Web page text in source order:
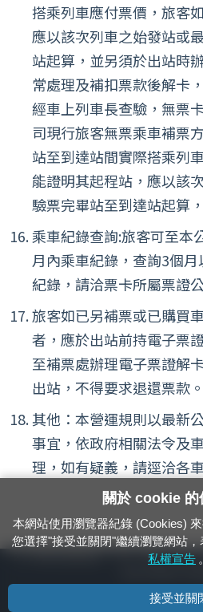
搭乘列車應付票價，旅客
應以該次列車之始發站或
站起算，並另須於出站時
常處理及補扣票款後解卡
經車上列車長查驗，無票
司現行旅客無票乘車補票
站至到達站間實際搭乘列
能證明其起程站，應以該
驗票完畢站至到達站起算
乘車紀錄查詢:旅客可至本
月內乘車紀錄，查詢3個
紀錄，請洽票卡所屬票證
旅客如已另補票或已購買
者，應於出站前持電子票
至補票處辦理電子票證解
出站，不得要求退還票款。
其他：本營運規則以最新
事宜，依政府相關法令及
理，如有疑義，請逕洽各
24小時緊急通報電話：1933（市話、手機
資通安全政策
關於 cookie 的
本網站使用瀏覽器紀錄 (Cookies)
您選擇"接受並關閉"繼續瀏覽網站
私權宣告 。
接受並關